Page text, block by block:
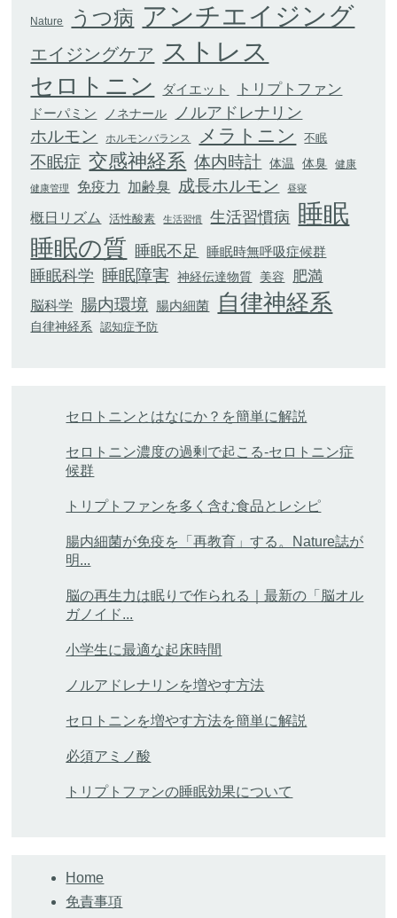
Nature うつ病 アンチエイジング
エイジングケア ストレス
セロトニン ダイエット トリプトファン
ドーパミン ノネナール ノルアドレナリン
ホルモン ホルモンバランス メラトニン 不眠
不眠症 交感神経系 体内時計 体温 体臭 健康
健康管理 免疫力 加齢臭 成長ホルモン 昼寝
概日リズム 活性酸素 生活習慣 生活習慣病 睡眠
睡眠の質 睡眠不足 睡眠時無呼吸症候群
睡眠科学 睡眠障害 神経伝達物質 美容 肥満
脳科学 腸内環境 腸内細菌 自律神経系
自律神経系 認知症予防
セロトニンとはなにか？を簡単に解説
セロトニン濃度の過剰で起こる-セロトニン症
候群
トリプトファンを多く含む食品とレシピ
腸内細菌が免疫を「再教育」する。Nature誌が
明...
脳の再生力は眠りで作られる｜最新の「脳オル
ガノイド...
小学生に最適な起床時間
ノルアドレナリンを増やす方法
セロトニンを増やす方法を簡単に解説
必須アミノ酸
トリプトファンの睡眠効果について
Home
免責事項